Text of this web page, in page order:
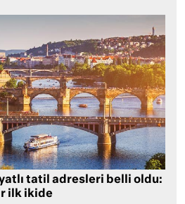
tatil adresleri belli oldu:
ilk ikide